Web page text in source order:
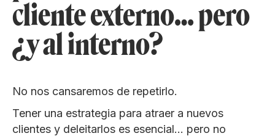
cliente externo… pero
¿y al interno?
No nos cansaremos de repetirlo.
Tener una estrategia para atraer a nuevos
clientes y deleitarlos es esencial… pero no